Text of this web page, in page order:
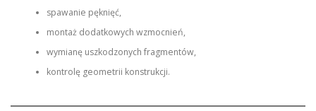
spawanie pęknięć,
montaż dodatkowych wzmocnień,
wymianę uszkodzonych fragmentów,
kontrolę geometrii konstrukcji.